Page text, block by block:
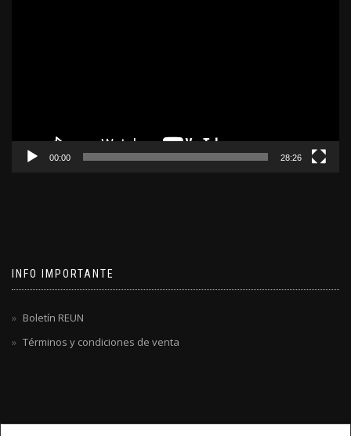
00:00 28:26
INFO IMPORTANTE
Boletín REUN
Términos y condiciones de venta